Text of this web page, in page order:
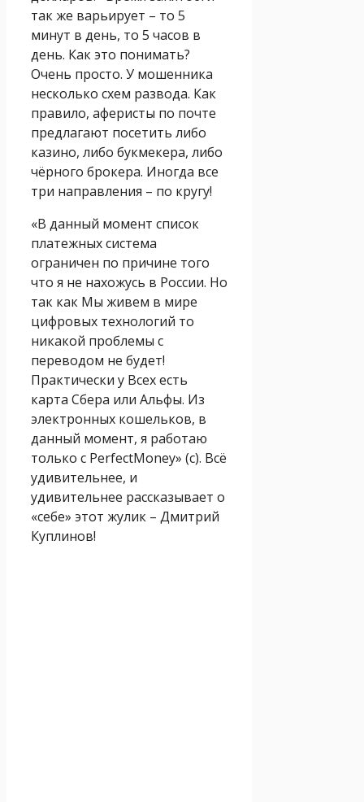
так же варьирует – то 5
минут в день, то 5 часов в
день. Как это понимать?
Очень просто. У мошенника
несколько схем развода. Как
правило, аферисты по почте
предлагают посетить либо
казино, либо букмекера, либо
чёрного брокера. Иногда все
три направления – по кругу!
«В данный момент список
платежных система
ограничен по причине того
что я не нахожусь в России. Но
так как Мы живем в мире
цифровых технологий то
никакой проблемы с
переводом не будет!
Практически у Всех есть
карта Сбера или Альфы. Из
электронных кошельков, в
данный момент, я работаю
только с PerfectMoney» (с). Всё
удивительнее, и
удивительнее рассказывает о
«себе» этот жулик – Дмитрий
Куплинов!